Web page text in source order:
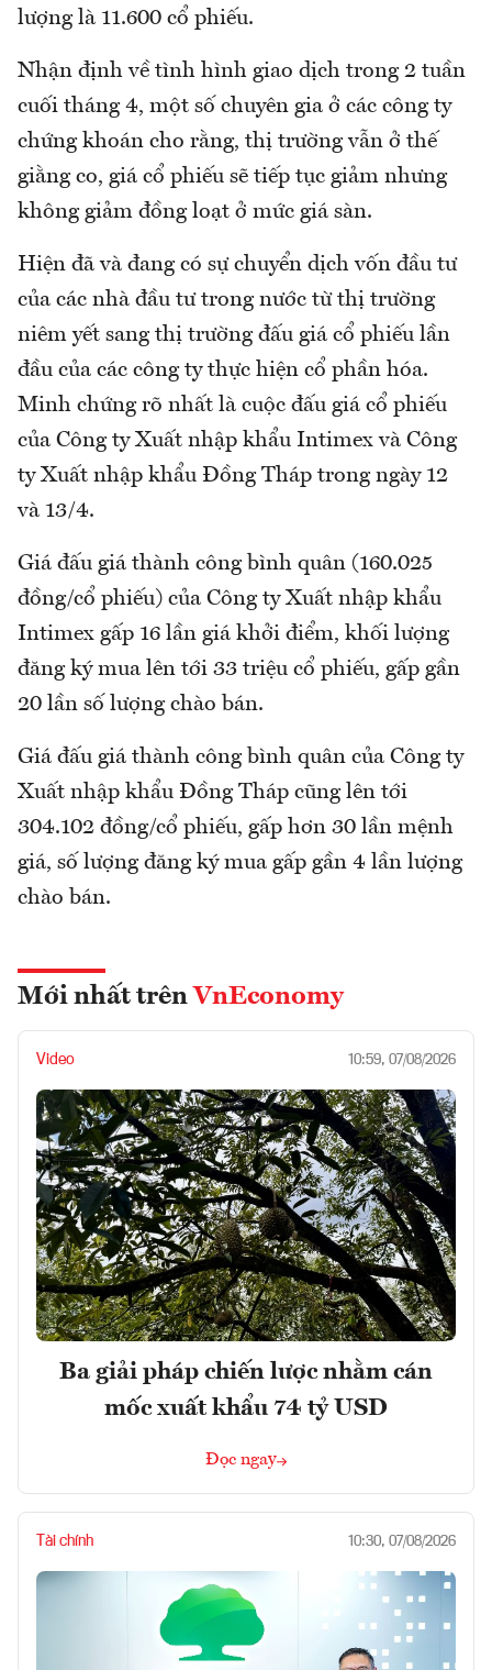
lượng là 11.600 cổ phiếu.
Nhận định về tình hình giao dịch trong 2 tuần
cuối tháng 4, một số chuyên gia ở các công ty
chứng khoán cho rằng, thị trường vẫn ở thế
giằng co, giá cổ phiếu sẽ tiếp tục giảm nhưng
không giảm đồng loạt ở mức giá sàn.
Hiện đã và đang có sự chuyển dịch vốn đầu tư
của các nhà đầu tư trong nước từ thị trường
niêm yết sang thị trường đấu giá cổ phiếu lần
đầu của các công ty thực hiện cổ phần hóa.
Minh chứng rõ nhất là cuộc đấu giá cổ phiếu
của Công ty Xuất nhập khẩu Intimex và Công
ty Xuất nhập khẩu Đồng Tháp trong ngày 12
và 13/4.
Giá đấu giá thành công bình quân (160.025
đồng/cổ phiếu) của Công ty Xuất nhập khẩu
Intimex gấp 16 lần giá khởi điểm, khối lượng
đăng ký mua lên tới 33 triệu cổ phiếu, gấp gần
20 lần số lượng chào bán.
Giá đấu giá thành công bình quân của Công ty
Xuất nhập khẩu Đồng Tháp cũng lên tới
304.102 đồng/cổ phiếu, gấp hơn 30 lần mệnh
giá, số lượng đăng ký mua gấp gần 4 lần lượng
chào bán.
Mới nhất trên VnEconomy
Video 10:59, 07/08/2026
Ba giải pháp chiến lược nhằm cán
mốc xuất khẩu 74 tỷ USD
Đọc ngay
Tài chính 10:30, 07/08/2026